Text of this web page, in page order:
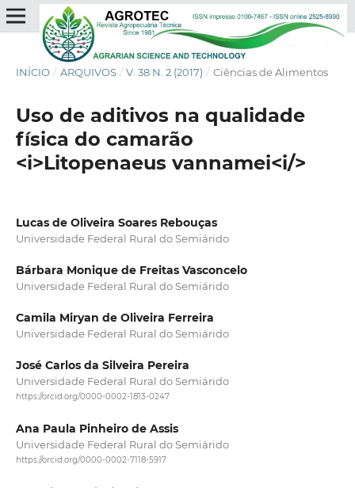
INÍCIO / ARQUIVOS / V. 38 N. 2 (2017) / Ciências de Alimentos
Uso de aditivos na qualidade
física do camarão
<i>Litopenaeus vannamei<i/>
Lucas de Oliveira Soares Rebouças
Universidade Federal Rural do Semiárido
Bárbara Monique de Freitas Vasconcelo
Universidade Federal Rural do Semiárido
Camila Miryan de Oliveira Ferreira
Universidade Federal Rural do Semiárido
José Carlos da Silveira Pereira
Universidade Federal Rural do Semiárido
https://orcid.org/0000-0002-1813-0247
Ana Paula Pinheiro de Assis
Universidade Federal Rural do Semiárido
https://orcid.org/0000-0002-7118-5917